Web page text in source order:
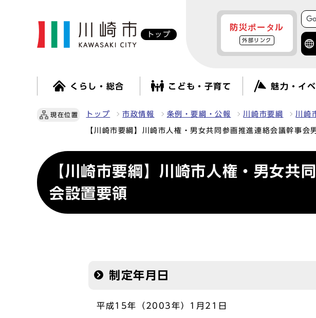
トップ
防災ポータル
外部リンク
くらし・総合 こども・子育て 魅力・イ
現在位置 トップ 市政情報 条例・要綱・公報 川崎市要綱 川崎
【川崎市要綱】川崎市人権・男女共同参画推進連絡会議幹事会
【川崎市要綱】川崎市人権・男女共
会設置要領
制定年月日
平成15年（2003年）1月21日